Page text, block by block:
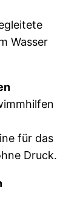
Wasser
für das
Druck.